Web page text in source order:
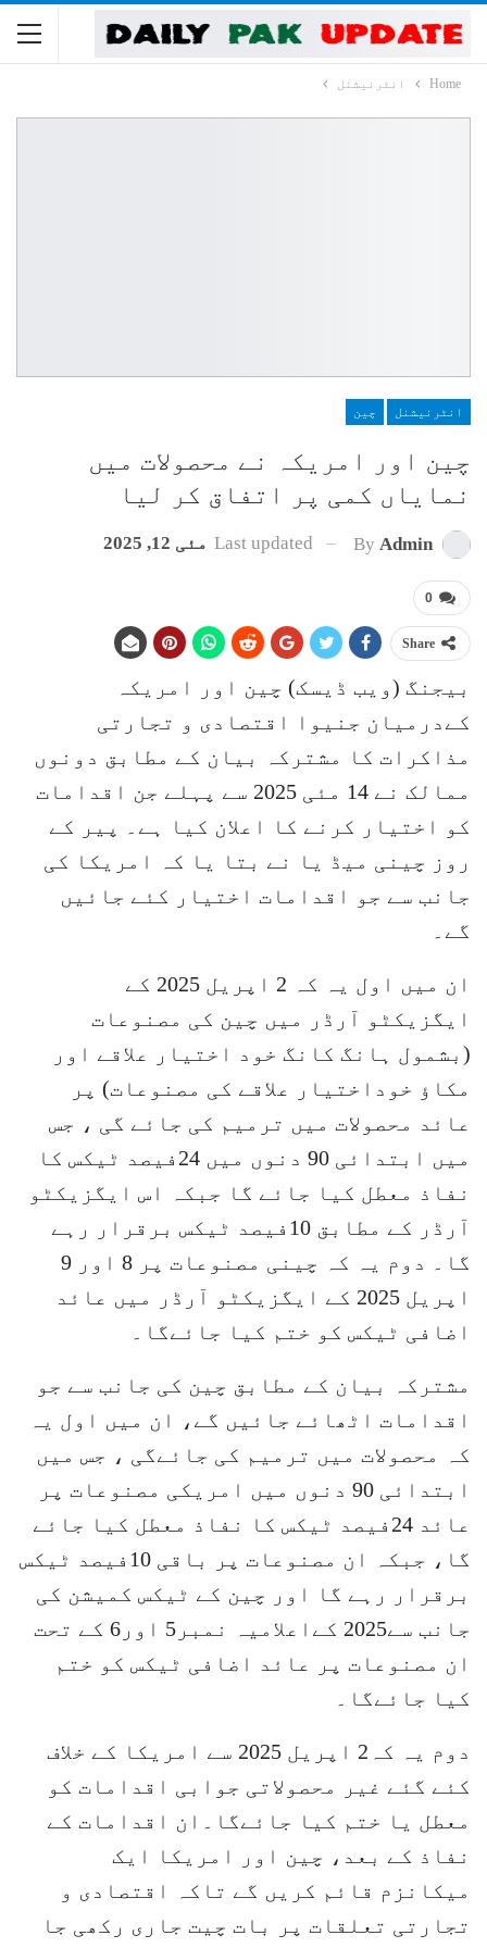
Home انٹرنیشنل
انٹرنیشنل چین
چین اور امریکہ نے محصولات میں
نمایاں کمی پر اتفاق کر لیا
By Admin
Last updated مئی 12, 2025
0
Share
بیجنگ (ویب ڈیسک) چین اور امریکہ
کےدرمیان جنیوا اقتصادی و تجارتی
مذاکرات کا مشترکہ بیان کے مطابق دونوں
ممالک نے 14 مئی 2025 سے پہلے جن اقدامات
کو اختیار کرنے کا اعلان کیا ہے۔ پیر کے
روز چینی میڈ یا نے بتا یا کہ امریکا کی
جانب سے جو اقدامات اختیار کئے جائیں
گے۔
ان میں اول یہ کہ 2 اپریل 2025 کے
ایگزیکٹو آرڈر میں چین کی مصنوعات
(بشمول ہانگ کانگ خود اختیار علاقے اور
مکاؤ خوداختیار علاقے کی مصنوعات) پر
عائد محصولات میں ترمیم کی جائے گی ، جس
میں ابتدائی 90 دنوں میں 24فیصد ٹیکس کا
نفاذ معطل کیا جائے گا جبکہ اس ایگزیکٹو
آرڈر کے مطابق 10فیصد ٹیکس برقرار رہے
گا۔ دوم یہ کہ چینی مصنوعات پر 8 اور 9
اپریل 2025 کے ایگزیکٹو آرڈر میں عائد
اضافی ٹیکس کو ختم کیا جائےگا۔
مشترکہ بیان کے مطابق چین کی جانب سے جو
اقدامات اٹھائے جائیں گے، ان میں اول یہ
کہ محصولات میں ترمیم کی جائےگی ، جس میں
ابتدائی 90 دنوں میں امریکی مصنوعات پر
عائد 24فیصد ٹیکس کا نفاذ معطل کیا جائے
گا، جبکہ ان مصنوعات پر باقی 10فیصد ٹیکس
برقرار رہے گا اور چین کے ٹیکس کمیشن کی
جانب سے2025 کےاعلامیہ نمبر5 اور6 کے تحت
ان مصنوعات پر عائد اضافی ٹیکس کو ختم
کیا جائےگا۔
دوم یہ کہ2 اپریل 2025 سے امریکا کے خلاف
کئے گئے غیر محصولاتی جوابی اقدامات کو
معطل یا ختم کیا جائےگا۔ان اقدامات کے
نفاذ کے بعد، چین اور امریکا ایک
میکانزم قائم کریں گے تاکہ اقتصادی و
تجارتی تعلقات پر بات چیت جاری رکھی جا